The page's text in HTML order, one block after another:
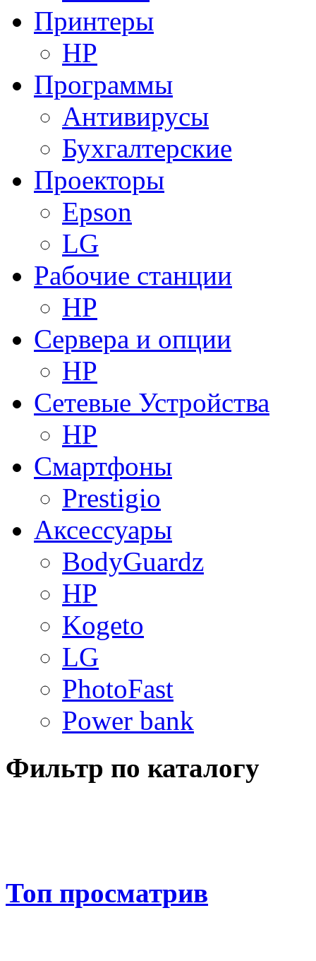
Принтеры
HP
Программы
Антивирусы
Бухгалтерские
Проекторы
Epson
LG
Рабочие станции
HP
Сервера и опции
HP
Сетевые Устройства
HP
Смартфоны
Prestigio
Аксессуары
BodyGuardz
HP
Kogeto
LG
PhotoFast
Power bank
Фильтр по каталогу
Топ просматрив